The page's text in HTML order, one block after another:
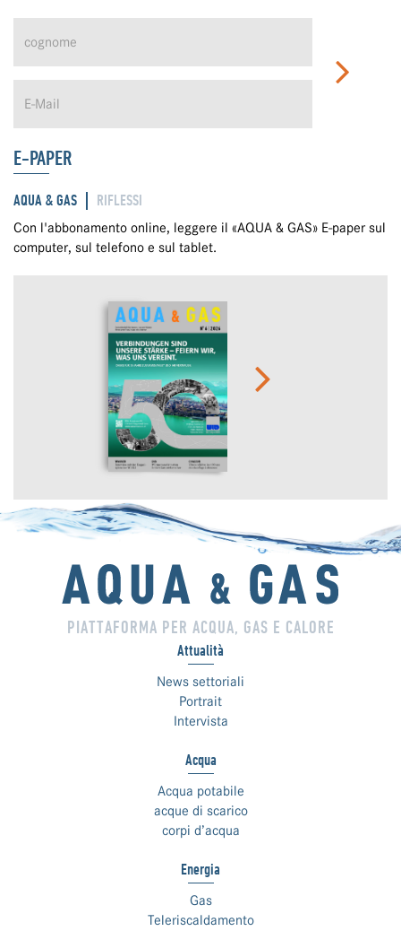
E-PAPER
AQUA & GAS RIFLESSI
Con l'abbonamento online, leggere il «AQUA & GAS» E-paper sul
computer, sul telefono e sul tablet.
PIATTAFORMA PER ACQUA, GAS E CALORE
Attualità
News settoriali
Portrait
Intervista
Acqua
Acqua potabile
acque di scarico
corpi d’acqua
Energia
Gas
Teleriscaldamento